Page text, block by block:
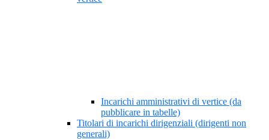
Incarichi amministrativi di vertice (da
pubblicare in tabelle)
Titolari di incarichi dirigenziali (dirigenti non
generali)